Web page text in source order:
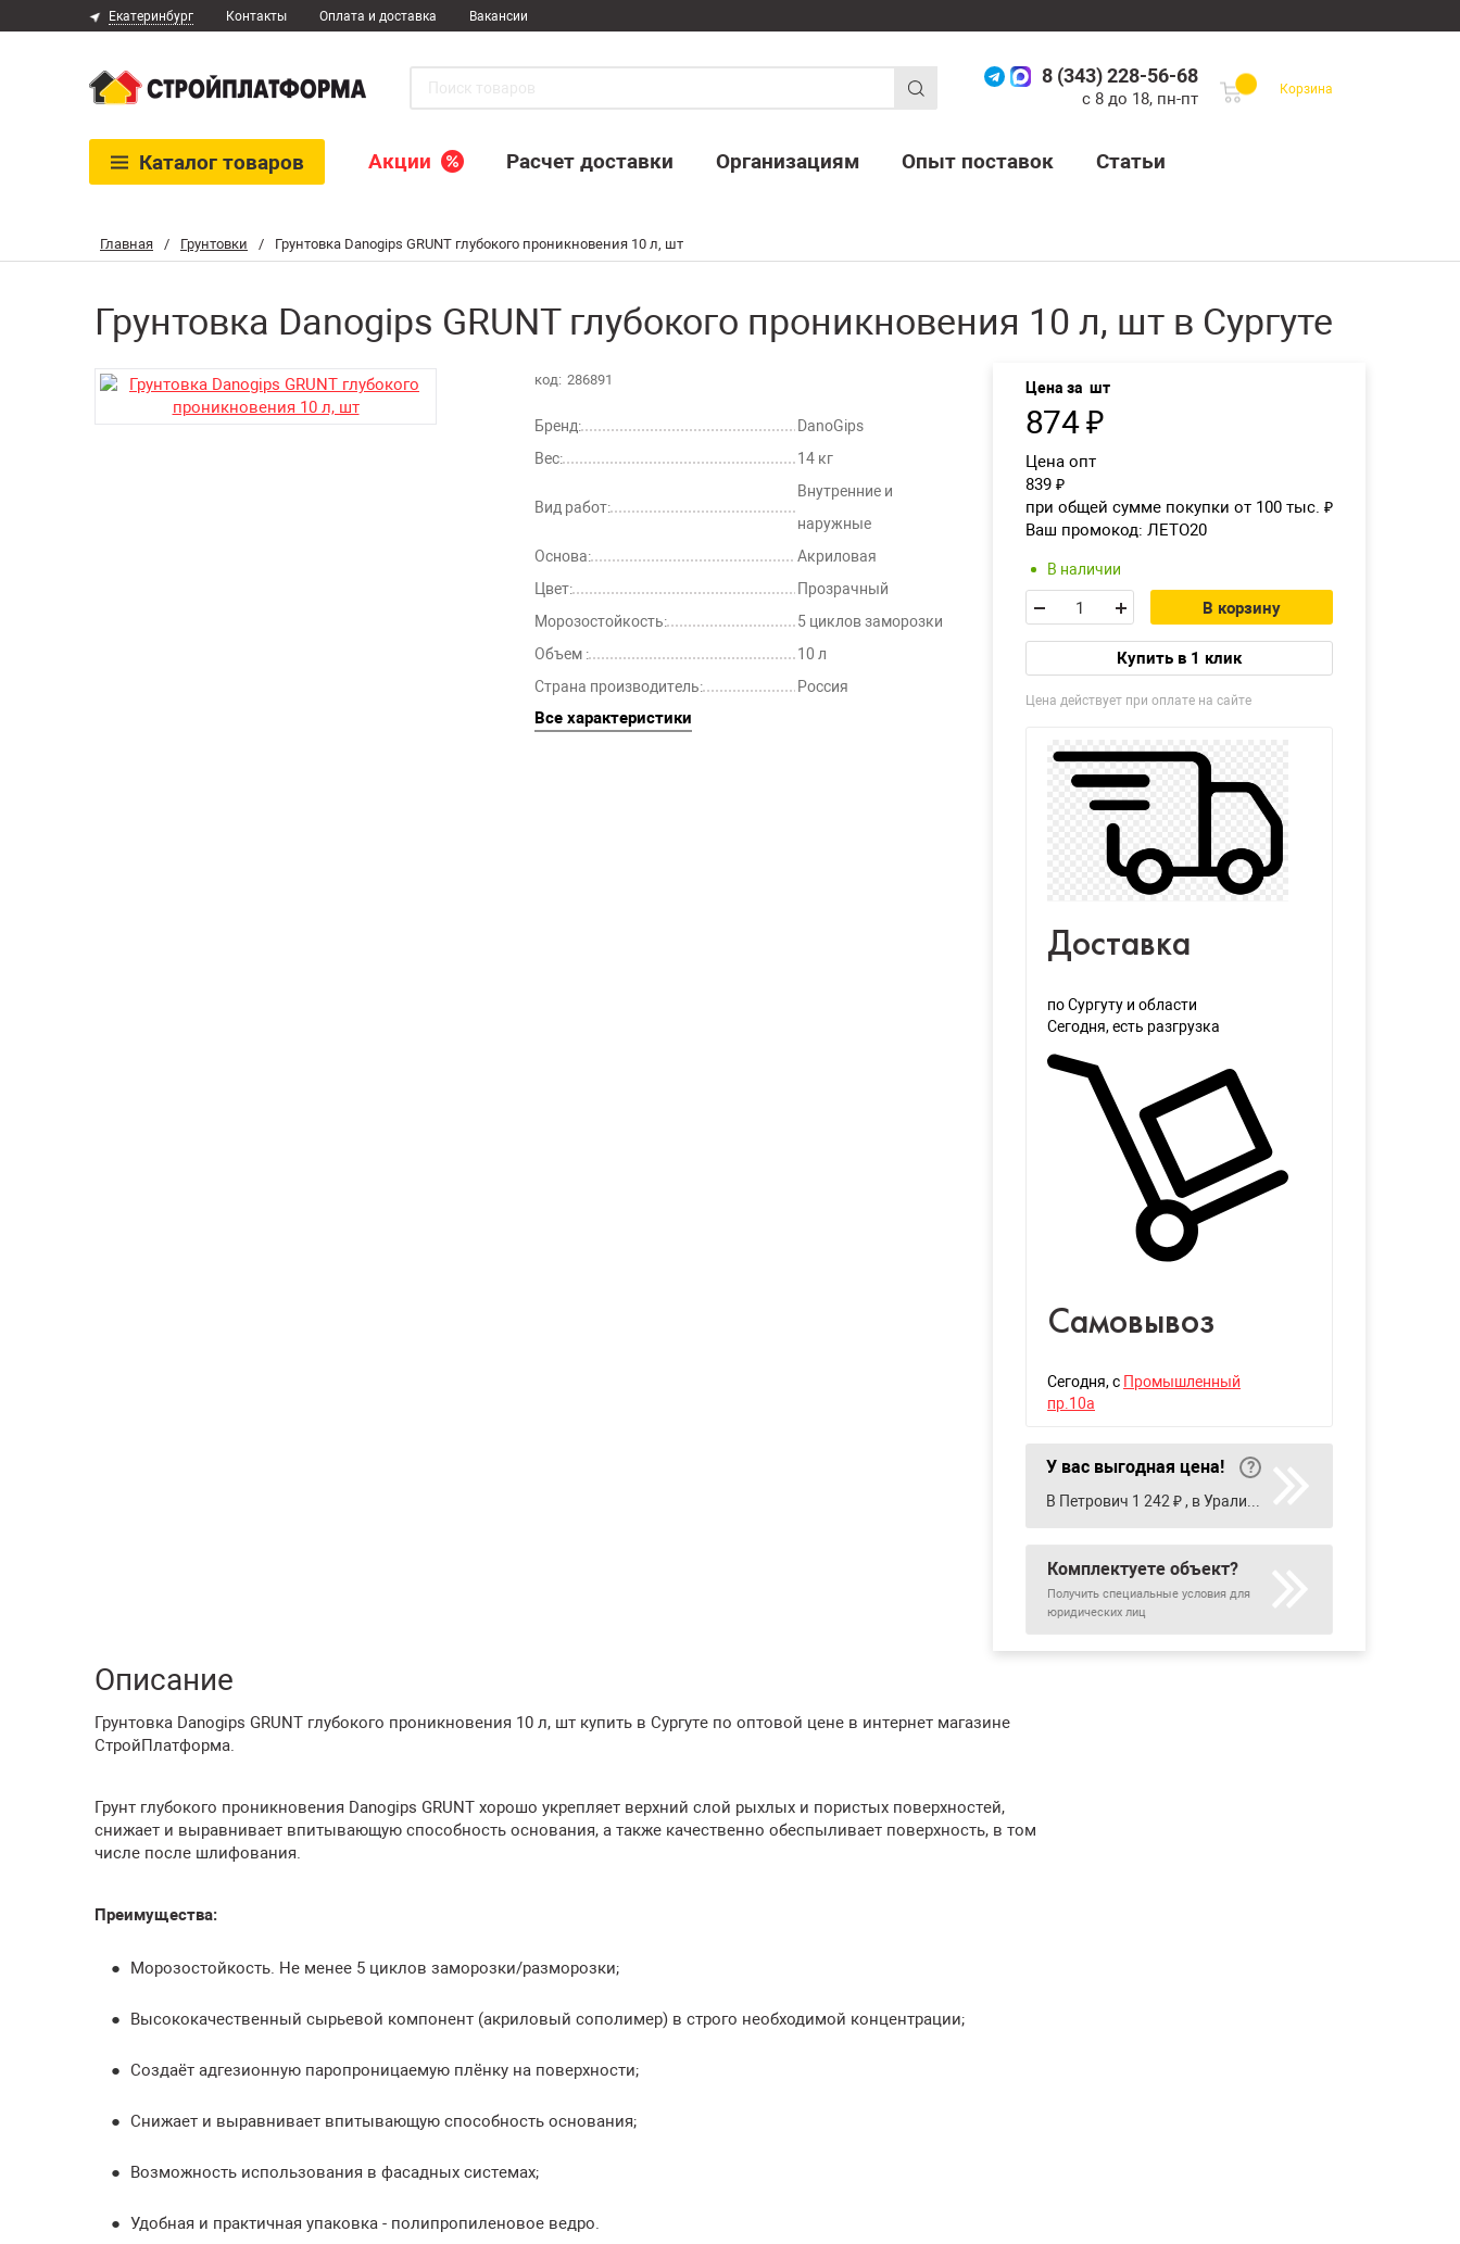
Главная / Грунтовки / Грунтовка Danogips GRUNT глубокого проникновения 10 л, шт
Грунтовка Danogips GRUNT глубокого проникновения 10 л, шт в Сургуте
код: 286891
Бренд:
DanoGips
Вес:
14 кг
Вид работ:
Внутренние и
наружные
Основа:
Акриловая
Цвет:
Прозрачный
Морозостойкость:
5 циклов заморозки
Объем :
10 л
Страна производитель:
Россия
Все характеристики
Цена за шт
874₽
Цена опт
839 ₽
при общей сумме покупки от 100 тыс. ₽
Ваш промокод: ЛЕТО20
В наличии
В корзину
Купить в 1 клик
Цена действует при оплате на сайте
Доставка
по Сургуту и области
Сегодня, есть разгрузка
Самовывоз
Сегодня, с Промышленный
пр.10а
У вас выгодная цена!
Комплектуете объект?
Получить специальные условия для
юридических лиц
Описание
Грунтовка Danogips GRUNT глубокого проникновения 10 л, шт купить в Сургуте по оптовой цене в интернет магазине
СтройПлатформа.
Грунт глубокого проникновения Danogips GRUNT хорошо укрепляет верхний слой рыхлых и пористых поверхностей,
снижает и выравнивает впитывающую способность основания, а также качественно обеспыливает поверхность, в том
числе после шлифования.
Преимущества:
Морозостойкость. Не менее 5 циклов заморозки/разморозки;
Высококачественный сырьевой компонент (акриловый сополимер) в строго необходимой концентрации;
Создаёт адгезионную паропроницаемую плёнку на поверхности;
Снижает и выравнивает впитывающую способность основания;
Возможность использования в фасадных системах;
Удобная и практичная упаковка - полипропиленовое ведро.
Екатеринбург Контакты Оплата и доставка Вакансии
8 (343) 228-56-68
с 8 до 18, пн-пт
Корзина
Каталог товаров Акции Расчет доставки Организациям Опыт поставок Статьи